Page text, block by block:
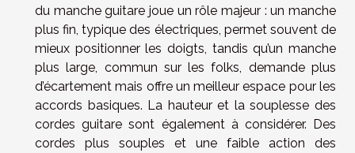
du manche guitare joue un rôle majeur : un manche
plus fin, typique des électriques, permet souvent de
mieux positionner les doigts, tandis qu’un manche
plus large, commun sur les folks, demande plus
d’écartement mais offre un meilleur espace pour les
accords basiques. La hauteur et la souplesse des
cordes guitare sont également à considérer. Des
cordes plus souples et une faible action des